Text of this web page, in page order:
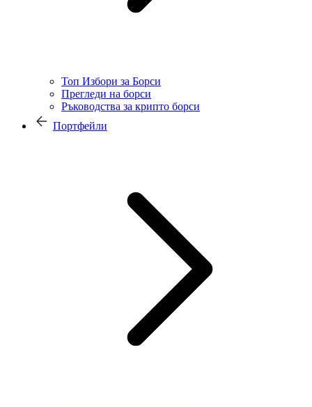
Топ Избори за Борси
Прегледи на борси
Ръководства за крипто борси
Портфейли